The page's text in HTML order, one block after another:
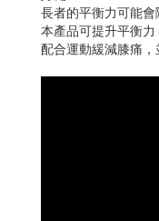
長者的平衡力可能
本產品可提升平衡
配合運動緩減膝痛